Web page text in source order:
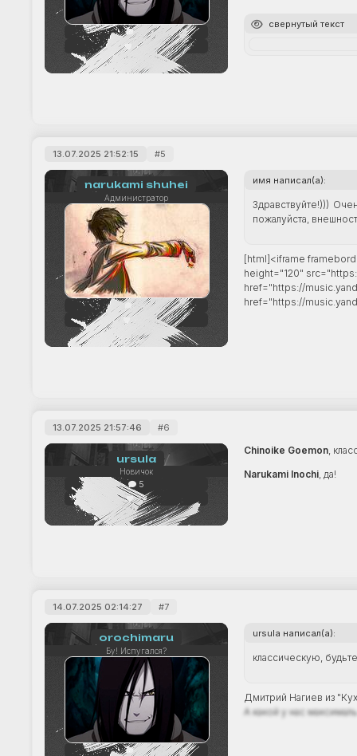
56
+10
свернутый текст
5
13.07.2025 21:52:15
narukami shuhei
Администратор
242
+33
имя написал(а):
Здравствуйте!)))
пожалуйста,
[html]<iframe
height="120"
href="https://
href="https://
6
13.07.2025 21:57:46
ursula
Новичок
5
+0
Chinoike Goemon,
Narukami Inochi, да!
7
14.07.2025 02:14:27
orochimaru
Бу! Испугался?
56
ursula написал(а):
классическую,
Дмитрий Нагиев из
А какой у нас